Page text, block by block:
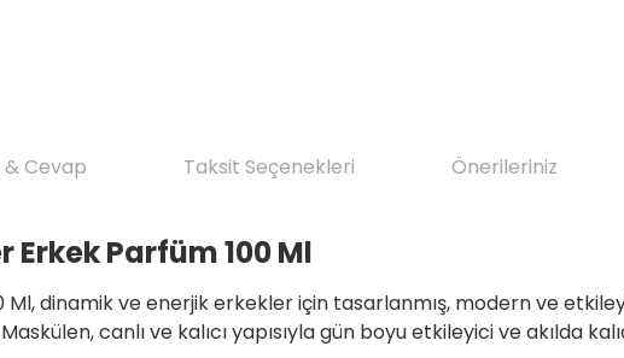
& Cevap Taksit Seçenekleri Önerileriniz
Parfüm 100 Ml
Ml, dinamik ve enerjik erkekler için tasarlanmış, modern ve
canlı ve kalıcı yapısıyla gün boyu etkileyici ve akılda